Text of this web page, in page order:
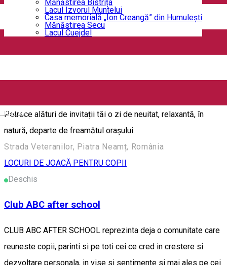
English
Mănăstirea Bistrița
Lacul Izvorul Muntelui
Casa memorială „Ion Creangă” din Humuleşti
Mănăstirea Secu
Lacul Cuejdel
mișcarea și activitățile sportive - recreative.
Strada Mihai Viteazul 19, Piatra Neamț, România
Petrece alături de invitații tăi o zi de neuitat, relaxantă, în
natură, departe de freamătul orașului.
Strada Veteranilor, Piatra Neamț, România
LOCURI DE JOACĂ PENTRU COPII
Deschis
Club ABC after school
CLUB ABC AFTER SCHOOL reprezinta deja o comunitate care
reuneste copii, parinti si pe toti cei ce cred in crestere si
dezvoltare personala, in vise si sentimente si mai ales pe cei